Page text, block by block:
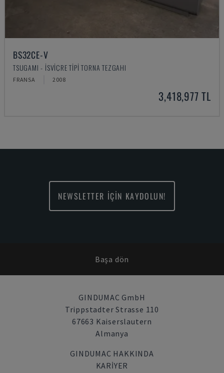
BS32CE-V
TSUGAMI - İSVIÇRE TIPI TORNA TEZGAHI
FRANSA 2008
3,418,977 TL
NEWSLETTER İÇİN KAYDOLUN!
Başa dön
GINDUMAC GmbH
Trippstadter Strasse 110
67663 Kaiserslautern
Almanya
GINDUMAC HAKKINDA
KARIYER